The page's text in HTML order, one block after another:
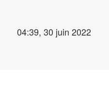
04:39, 30 juin 2022